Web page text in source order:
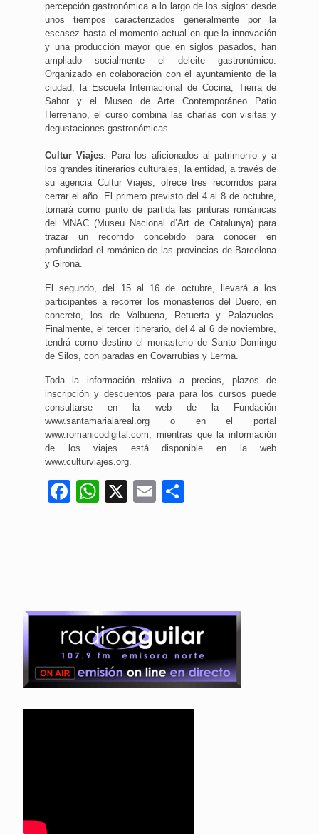
percepción gastronómica a lo largo de los siglos: desde
unos tiempos caracterizados generalmente por la
escasez hasta el momento actual en que la innovación
y una producción mayor que en siglos pasados, han
ampliado socialmente el deleite gastronómico.
Organizado en colaboración con el ayuntamiento de la
ciudad, la Escuela Internacional de Cocina, Tierra de
Sabor y el Museo de Arte Contemporáneo Patio
Herreriano, el curso combina las charlas con visitas y
degustaciones gastronómicas.
Cultur Viajes. Para los aficionados al patrimonio y a
los grandes itinerarios culturales, la entidad, a través de
su agencia Cultur Viajes, ofrece tres recorridos para
cerrar el año. El primero previsto del 4 al 8 de octubre,
tomará como punto de partida las pinturas románicas
del MNAC (Museu Nacional d’Art de Catalunya) para
trazar un recorrido concebido para conocer en
profundidad el románico de las provincias de Barcelona
y Girona.
El segundo, del 15 al 16 de octubre, llevará a los
participantes a recorrer los monasterios del Duero, en
concreto, los de Valbuena, Retuerta y Palazuelos.
Finalmente, el tercer itinerario, del 4 al 6 de noviembre,
tendrá como destino el monasterio de Santo Domingo
de Silos, con paradas en Covarrubias y Lerma.
Toda la información relativa a precios, plazos de
inscripción y descuentos para para los cursos puede
consultarse en la web de la Fundación
www.santamarialareal.org o en el portal
www.romanicodigital.com, mientras que la información
de los viajes está disponible en la web
www.culturviajes.org.
Facebook
WhatsApp
X Email